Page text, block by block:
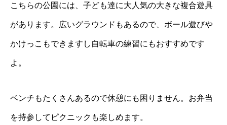
こちらの公園には、子ども達に大人気の大きな複合遊具
があります。広いグラウンドもあるので、ボール遊びや
かけっこもできますし自転車の練習にもおすすめです
よ。
ベンチもたくさんあるので休憩にも困りません。お弁当
を持参してピクニックも楽しめます。